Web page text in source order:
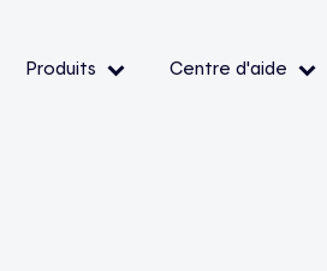
Produits Centre d'aide